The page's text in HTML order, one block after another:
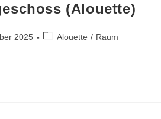
(Alouette)
2025 Alouette / Raum